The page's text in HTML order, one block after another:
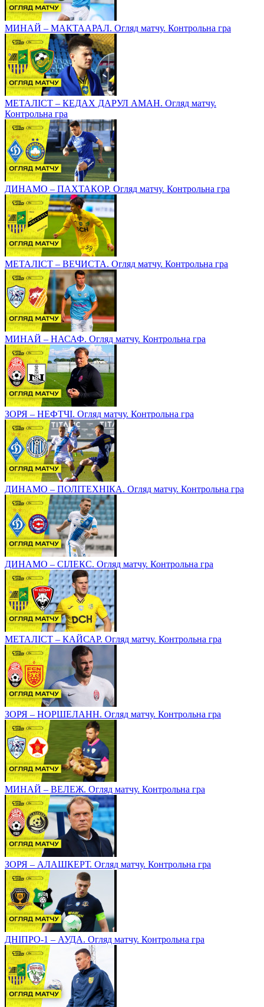
МИНАЙ – МАКТААРАЛ. Огляд матчу. Контрольна гра
МЕТАЛІСТ – КЕДАХ ДАРУЛ АМАН. Огляд матчу.
Контрольна гра
ДИНАМО – ПАХТАКОР. Огляд матчу. Контрольна гра
МЕТАЛІСТ – ВЕЧИСТА. Огляд матчу. Контрольна гра
МИНАЙ – НАСАФ. Огляд матчу. Контрольна гра
ЗОРЯ – НЕФТЧІ. Огляд матчу. Контрольна гра
ДИНАМО – ПОЛІТЕХНІКА. Огляд матчу. Контрольна гра
ДИНАМО – СІЛЕКС. Огляд матчу. Контрольна гра
МЕТАЛІСТ – КАЙСАР. Огляд матчу. Контрольна гра
ЗОРЯ – НОРШЕЛАНН. Огляд матчу. Контрольна гра
МИНАЙ – ВЕЛЕЖ. Огляд матчу. Контрольна гра
ЗОРЯ – АЛАШКЕРТ. Огляд матчу. Контрольна гра
ДНІПРО-1 – АУДА. Огляд матчу. Контрольна гра